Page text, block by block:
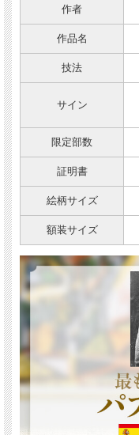
作者
作品名
技法
サイン
限定部数
証明書
絵柄サイズ
額装サイズ